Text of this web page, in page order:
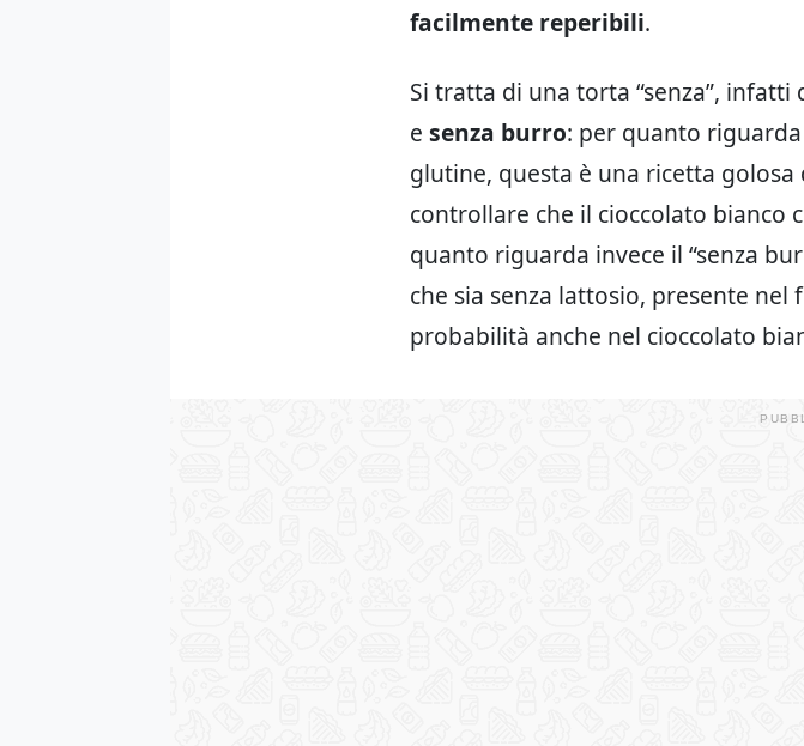
facilmente reperibili.
Si tratta di una torta “senza”,
e senza burro: per quanto
glutine, questa è una ricetta
controllare che il cioccolato bianco
quanto riguarda invece il “senza
che sia senza lattosio, presente
probabilità anche nel cioccolato